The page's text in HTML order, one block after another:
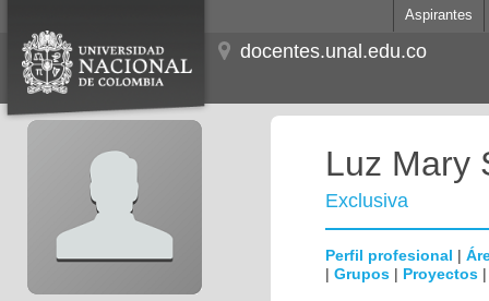
Aspirantes
docentes.unal.edu.co
Luz Mary
Exclusiva
Perfil profesional |
| Grupos | Proyectos